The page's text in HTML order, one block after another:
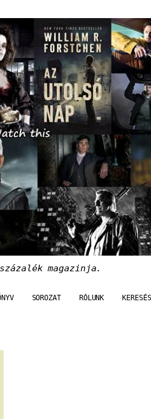
magazinja.
SOROZAT RÓLUNK KERESÉS